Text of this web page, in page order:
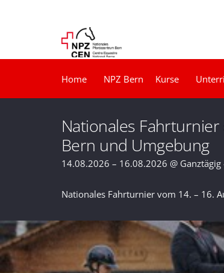
Home NPZ Bern Kurse
Nationales
Bern und Umgebung
14.08.2026 – 16.08.2026 @ Ganztägig
Nationales Fahrturnier vom 14. – 16.